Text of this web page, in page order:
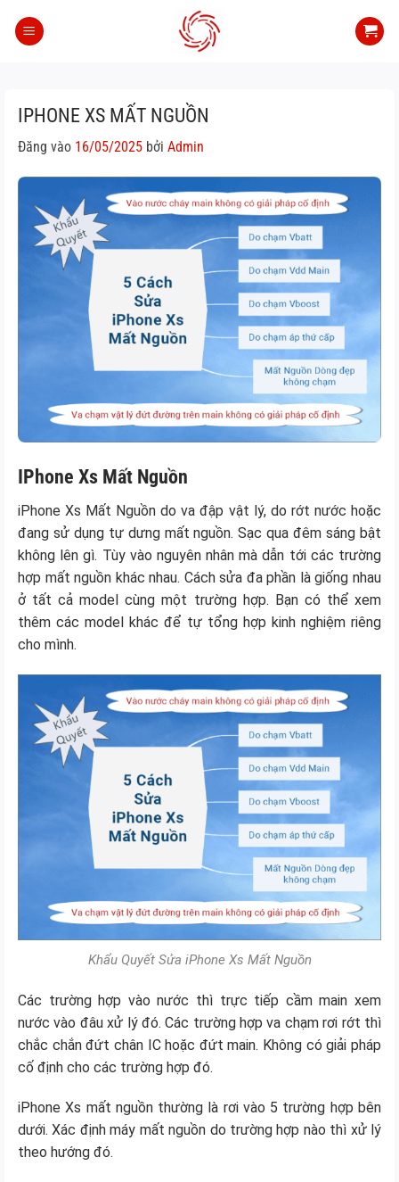
qua
IPHONE XS MẤT NGUỒN
Đăng vào 16/05/2025 bởi Admin
IPhone Xs Mất Nguồn
iPhone Xs Mất Nguồn do va đập vật lý, do rớt nước hoặc
đang sử dụng tự dưng mất nguồn. Sạc qua đêm sáng bật
không lên gì. Tùy vào nguyên nhân mà dẫn tới các trường
hợp mất nguồn khác nhau. Cách sửa đa phần là giống nhau
ở tất cả model cùng một trường hợp. Bạn có thể xem
thêm các model khác để tự tổng hợp kinh nghiệm riêng
cho mình.
Khẩu Quyết Sửa iPhone Xs Mất Nguồn
Các trường hợp vào nước thì trực tiếp cầm main xem
nước vào đâu xử lý đó. Các trường hợp va chạm rơi rớt thì
chắc chắn đứt chân IC hoặc đứt main. Không có giải pháp
cố định cho các trường hợp đó.
iPhone Xs mất nguồn thường là rơi vào 5 trường hợp bên
dưới. Xác định máy mất nguồn do trường hợp nào thì xử lý
theo hướng đó.